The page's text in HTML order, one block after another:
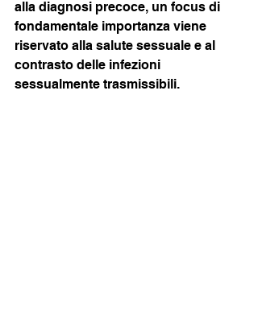
alla diagnosi precoce, un focus di
fondamentale importanza viene
riservato alla salute sessuale e al
contrasto delle infezioni
sessualmente trasmissibili.